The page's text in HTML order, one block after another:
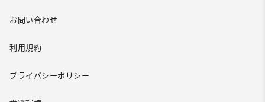
お問い合わせ
利用規約
プライバシーポリシー